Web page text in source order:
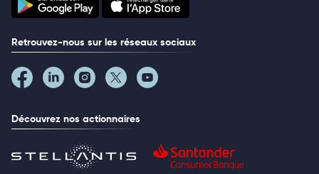
Retrouvez-nous sur les réseaux sociaux
Découvrez nos actionnaires